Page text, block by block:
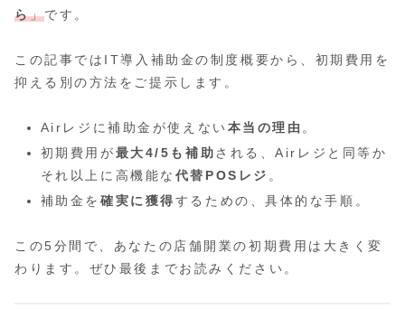
ら」です。
この記事ではIT導入補助金の制度概要から、初期費用を
抑える別の方法をご提示します。
Airレジに補助金が使えない 本当の理由 。
初期費用が最大4/5も補助 される、Airレジと同等か
それ以上に高機能な 代替POSレジ 。
補助金を確実に獲得するための、具体的な手順。
この5分間で、あなたの店舗開業の初期費用は大きく変
わります。ぜひ最後までお読みください。